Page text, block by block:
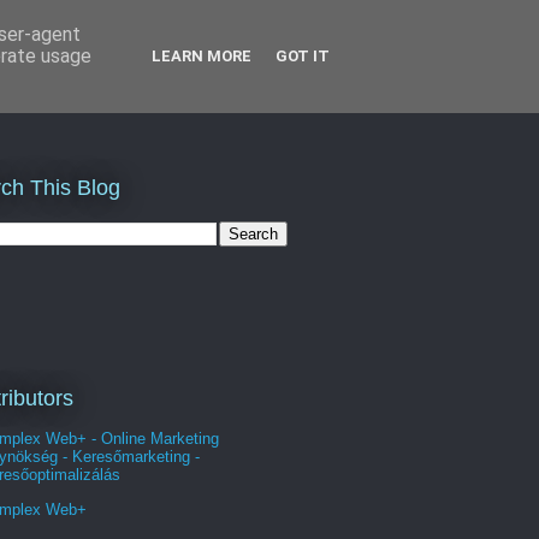
This Blog
Web+ - Online Marketing
- Keresőmarketing -
Web+
agent
usage
LEARN MORE GOT IT